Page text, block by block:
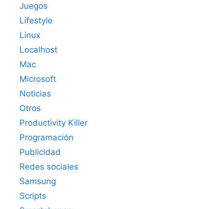
Juegos
Lifestyle
Linux
Localhost
Mac
Microsoft
Noticias
Otros
Productivity Killer
Programación
Publicidad
Redes sociales
Samsung
Scripts